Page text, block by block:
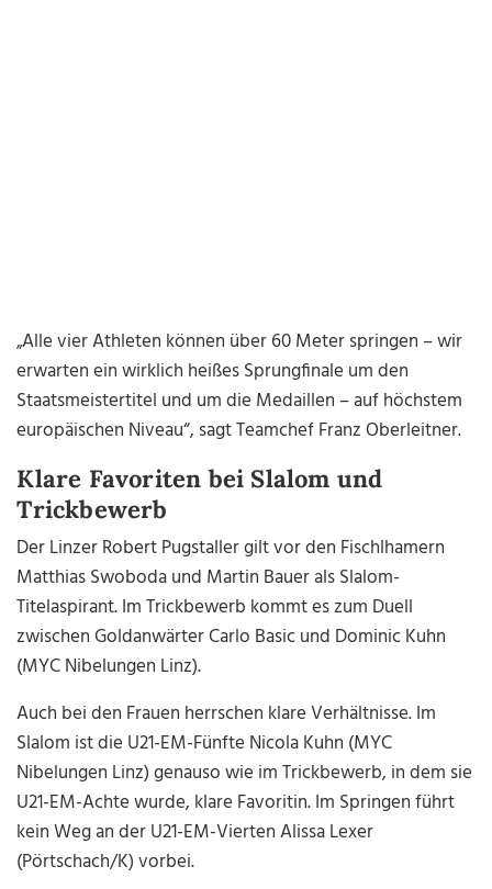
„Alle vier Athleten können über 60 Meter springen – wir
erwarten ein wirklich heißes Sprungfinale um den
Staatsmeistertitel und um die Medaillen – auf höchstem
europäischen Niveau“, sagt Teamchef Franz Oberleitner.
Klare Favoriten bei Slalom und
Trickbewerb
Der Linzer Robert Pugstaller gilt vor den Fischlhamern
Matthias Swoboda und Martin Bauer als Slalom-
Titelaspirant. Im Trickbewerb kommt es zum Duell
zwischen Goldanwärter Carlo Basic und Dominic Kuhn
(MYC Nibelungen Linz).
Auch bei den Frauen herrschen klare Verhältnisse. Im
Slalom ist die U21-EM-Fünfte Nicola Kuhn (MYC
Nibelungen Linz) genauso wie im Trickbewerb, in dem sie
U21-EM-Achte wurde, klare Favoritin. Im Springen führt
kein Weg an der U21-EM-Vierten Alissa Lexer
(Pörtschach/K) vorbei.